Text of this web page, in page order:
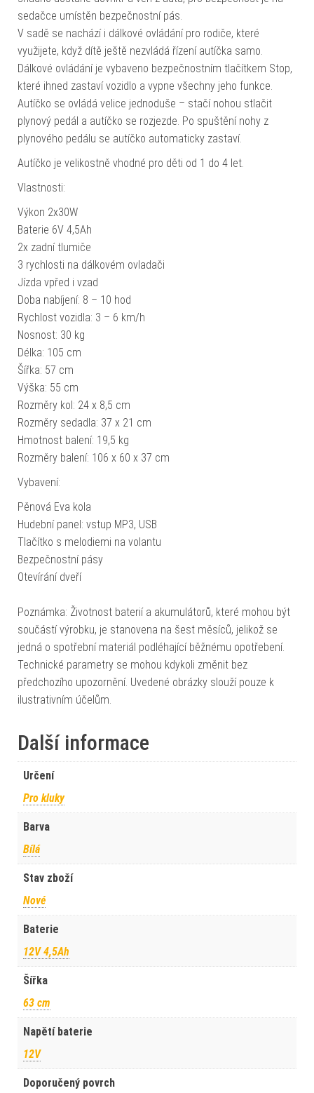
sedačce umístěn bezpečnostní pás.
V sadě se nachází i dálkové ovládání pro rodiče, které
využijete, když dítě ještě nezvládá řízení autíčka samo.
Dálkové ovládání je vybaveno bezpečnostním tlačítkem Stop,
které ihned zastaví vozidlo a vypne všechny jeho funkce.
Autíčko se ovládá velice jednoduše – stačí nohou stlačit
plynový pedál a autíčko se rozjezde. Po spuštění nohy z
plynového pedálu se autíčko automaticky zastaví.
Autíčko je velikostně vhodné pro děti od 1 do 4 let.
Vlastnosti:
Výkon 2x30W
Baterie 6V 4,5Ah
2x zadní tlumiče
3 rychlosti na dálkovém ovladači
Jízda vpřed i vzad
Doba nabíjení: 8 – 10 hod
Rychlost vozidla: 3 – 6 km/h
Nosnost: 30 kg
Délka: 105 cm
Šířka: 57 cm
Výška: 55 cm
Rozměry kol: 24 x 8,5 cm
Rozměry sedadla: 37 x 21 cm
Hmotnost balení: 19,5 kg
Rozměry balení: 106 x 60 x 37 cm
Vybavení:
Pěnová Eva kola
Hudební panel: vstup MP3, USB
Tlačítko s melodiemi na volantu
Bezpečnostní pásy
Otevírání dveří
Poznámka: Životnost baterií a akumulátorů, které mohou být
součástí výrobku, je stanovena na šest měsíců, jelikož se
jedná o spotřební materiál podléhající běžnému opotřebení.
Technické parametry se mohou kdykoli změnit bez
předchozího upozornění. Uvedené obrázky slouží pouze k
ilustrativním účelům.
Další informace
Určení
Pro kluky
Barva
Bílá
Stav zboží
Nové
Baterie
12V 4,5Ah
Šířka
63 cm
Napětí baterie
12V
Doporučený povrch